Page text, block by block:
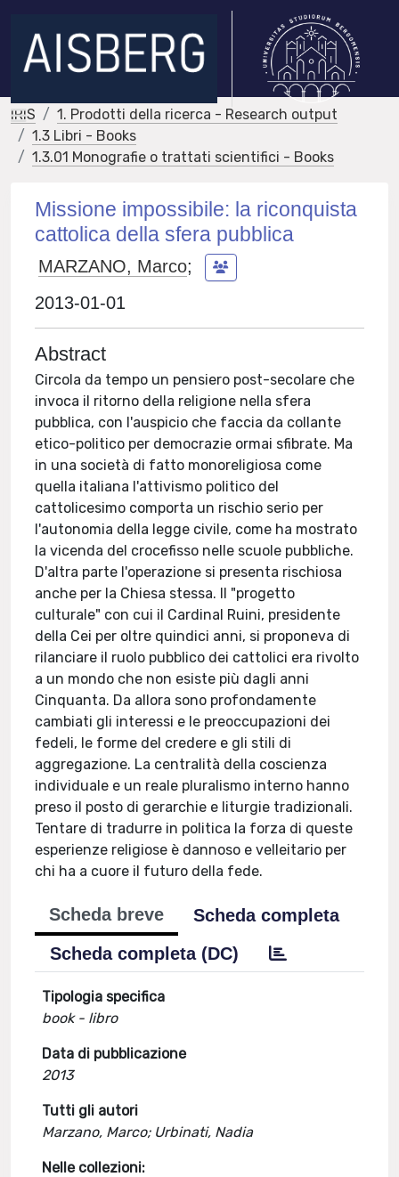
IRIS
1. Prodotti della ricerca - Research output
1.3 Libri - Books
1.3.01 Monografie o trattati scientifici - Books
Missione impossibile: la riconquista
cattolica della sfera pubblica
MARZANO, Marco;
2013-01-01
Abstract
Circola da tempo un pensiero post-secolare che
invoca il ritorno della religione nella sfera
pubblica, con l'auspicio che faccia da collante
etico-politico per democrazie ormai sfibrate. Ma
in una società di fatto monoreligiosa come
quella italiana l'attivismo politico del
cattolicesimo comporta un rischio serio per
l'autonomia della legge civile, come ha mostrato
la vicenda del crocefisso nelle scuole pubbliche.
D'altra parte l'operazione si presenta rischiosa
anche per la Chiesa stessa. Il "progetto
culturale" con cui il Cardinal Ruini, presidente
della Cei per oltre quindici anni, si proponeva di
rilanciare il ruolo pubblico dei cattolici era rivolto
a un mondo che non esiste più dagli anni
Cinquanta. Da allora sono profondamente
cambiati gli interessi e le preoccupazioni dei
fedeli, le forme del credere e gli stili di
aggregazione. La centralità della coscienza
individuale e un reale pluralismo interno hanno
preso il posto di gerarchie e liturgie tradizionali.
Tentare di tradurre in politica la forza di queste
esperienze religiose è dannoso e velleitario per
chi ha a cuore il futuro della fede.
Scheda breve
Scheda completa
Scheda completa (DC)
Tipologia specifica
book - libro
Data di pubblicazione
2013
Tutti gli autori
Marzano, Marco; Urbinati, Nadia
Nelle collezioni: